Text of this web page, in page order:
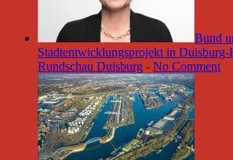
Bund
Stadtentwicklungsprojekt in Duisburg-
Rundschau Duisburg - No Comment